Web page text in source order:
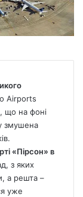
Airports
що на фоні
змушена
«Пірсон» в
з яких
а решта –
уже